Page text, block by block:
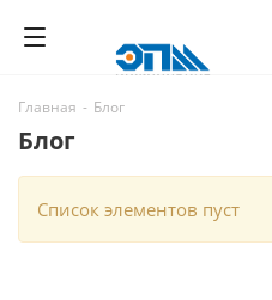
Главная - Блог
Блог
Список элементов пуст